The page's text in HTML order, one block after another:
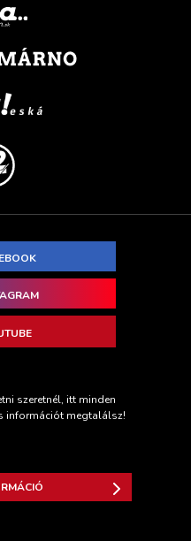
szeretnél, itt minden
információt megtalálsz!